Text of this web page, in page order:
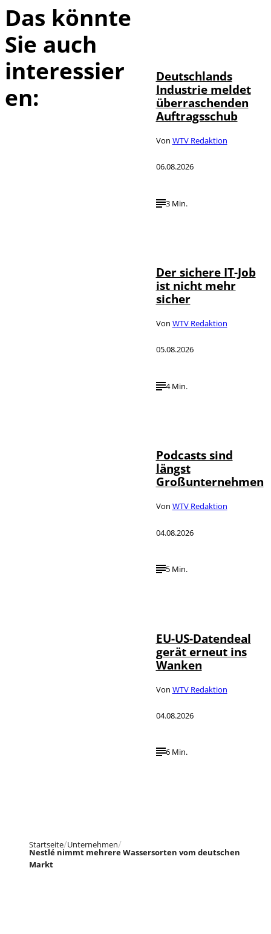
Das könnte
Sie auch
interessier
en:
Deutschlands
Industrie meldet
überraschenden
Auftragsschub
Von WTV Redaktion
06.08.2026
3 Min.
Der sichere IT-Job
ist nicht mehr
sicher
Von WTV Redaktion
05.08.2026
4 Min.
Podcasts sind
längst
Großunternehmen
Von WTV Redaktion
04.08.2026
5 Min.
EU-US-Datendeal
gerät erneut ins
Wanken
Von WTV Redaktion
04.08.2026
6 Min.
Startseite Unternehmen
Nestlé nimmt mehrere Wassersorten vom deutschen
Markt